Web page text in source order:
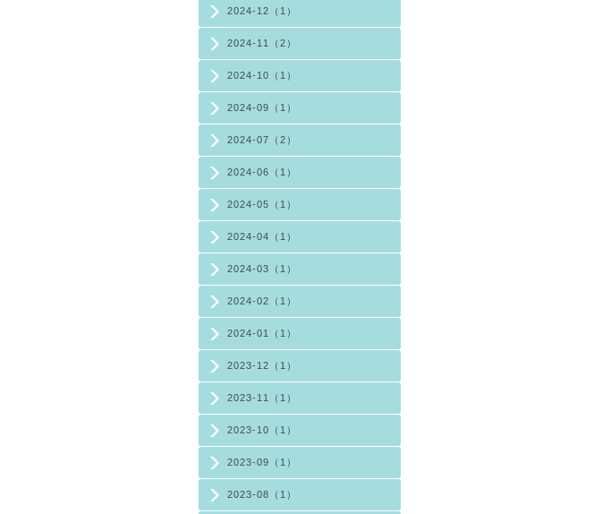
2024-12（1）
2024-11（2）
2024-10（1）
2024-09（1）
2024-07（2）
2024-06（1）
2024-05（1）
2024-04（1）
2024-03（1）
2024-02（1）
2024-01（1）
2023-12（1）
2023-11（1）
2023-10（1）
2023-09（1）
2023-08（1）